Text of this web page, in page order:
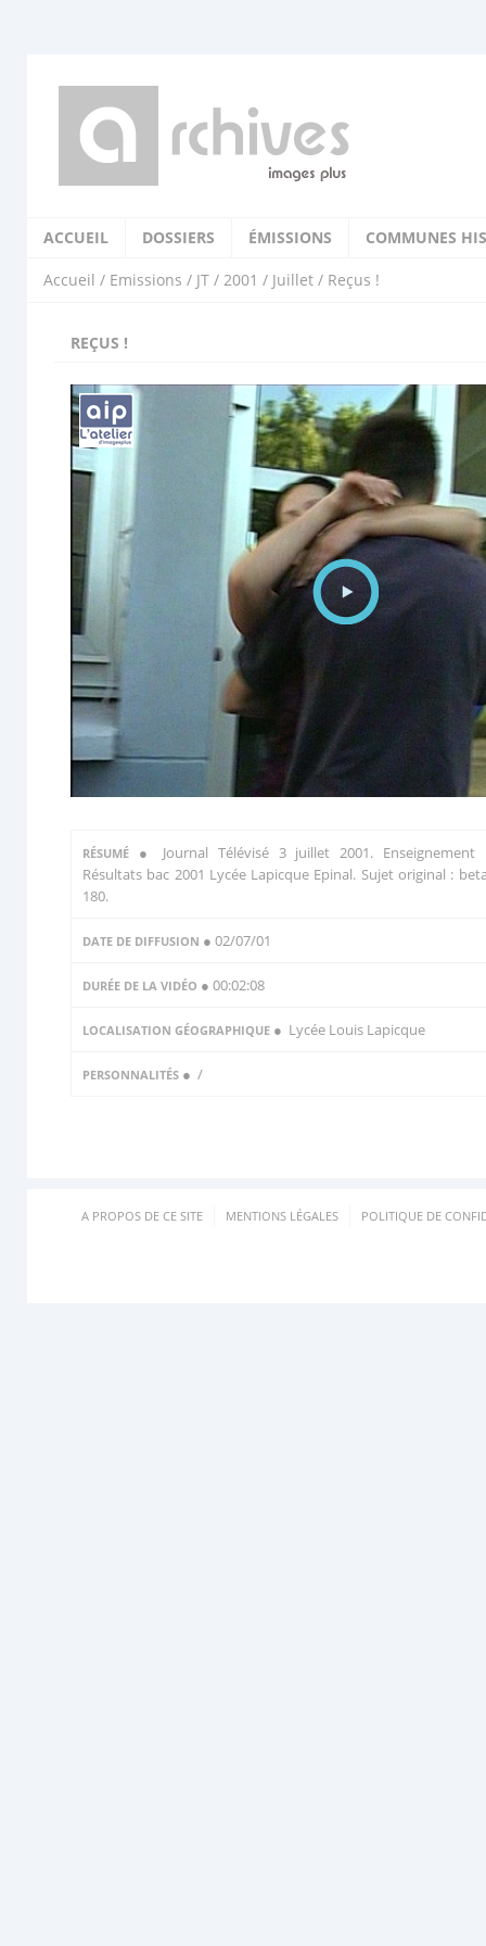
ACCUEIL DOSSIERS ÉMISSIONS COMMUNES
Accueil / Emissions / JT / 2001 / Juillet / Reçus !
REÇUS !
RÉSUMÉ ● Journal Télévisé 3 juillet 2001. Enseignement
Résultats bac 2001 Lycée Lapicque Epinal. Sujet original :
180.
DATE DE DIFFUSION ● 02/07/01
DURÉE DE LA VIDÉO ● 00:02:08
LOCALISATION GÉOGRAPHIQUE ● Lycée Louis Lapicque
PERSONNALITÉS ● /
A PROPOS DE CE SITE MENTIONS LÉGALES POLITIQUE DE